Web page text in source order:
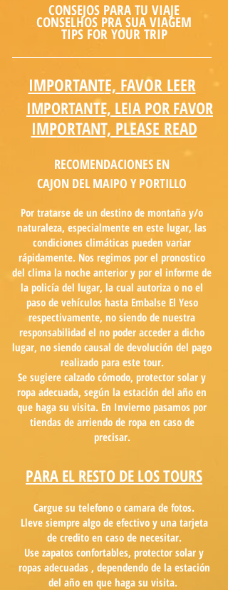
CONSEJOS PARA TU VIAJE
CONSELHOS PRA SUA VIAGEM
TIPS FOR YOUR TRIP
IMPORTANTE, FAVOR LEER
IMPORTANTE, LEIA POR FAVOR
IMPORTANT, PLEASE READ
RECOMENDACIONES EN
CAJON DEL MAIPO Y PORTILLO
Por tratarse de un destino de montaña y/o
naturaleza, especialmente en este lugar, las
condiciones climáticas pueden variar
rápidamente. Nos regimos por el pronostico
del clima la noche anterior y por el informe de
la policía del lugar, la cual autoriza o no el
paso de vehículos hasta Embalse El Yeso
respectivamente, no siendo de nuestra
responsabilidad el no poder acceder a dicho
lugar, no siendo causal de devolución del pago
realizado para este tour.
Se sugiere calzado cómodo, protector solar y
ropa adecuada, según la estación del año en
que haga su visita. En Invierno pasamos por
tiendas de arriendo de ropa en caso de
precisar.
PARA EL RESTO DE LOS TOURS
Cargue su telefono o camara de fotos.
Lleve siempre algo de efectivo y una tarjeta
de credito en caso de necesitar.
Use zapatos confortables, protector solar y
ropas adecuadas , dependendo de la estación
del año en que haga su visita.